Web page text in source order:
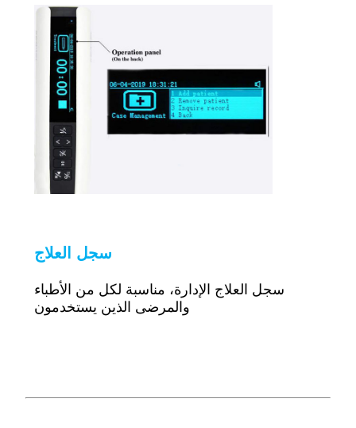
سجل العلاج
سجل العلاج الإدارة، مناسبة لكل من الأطباء
والمرضى الذين يستخدمون